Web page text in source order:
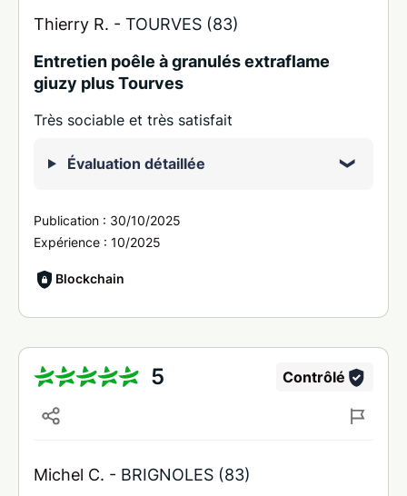
Thierry R. - TOURVES (83)
Entretien poêle à granulés extraflame
giuzy plus Tourves
Très sociable et très satisfait
Évaluation détaillée
Publication : 30/10/2025
Expérience : 10/2025
Blockchain
5 Contrôlé
Michel C. - BRIGNOLES (83)